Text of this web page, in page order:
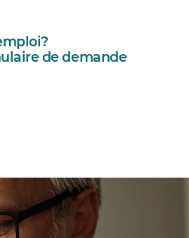
de demande
de consentement pour